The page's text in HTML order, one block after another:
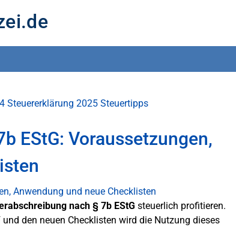
Steuererklärung 2025 Steuertipps
EStG: Voraussetzungen,
nach § 7b EStG steuerlich profitieren.
den neuen Checklisten wird die Nutzung dieses